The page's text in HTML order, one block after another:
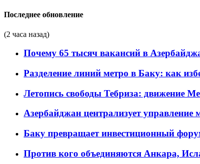
Последнее обновление
(2 часа назад)
Почему 65 тысяч вакансий в
Разделение линий метро в Баку: как
Летопись свободы Тебриза: движение
Азербайджан централизует управление
Баку превращает инвестиционный
Против кого объединяются Анкара,